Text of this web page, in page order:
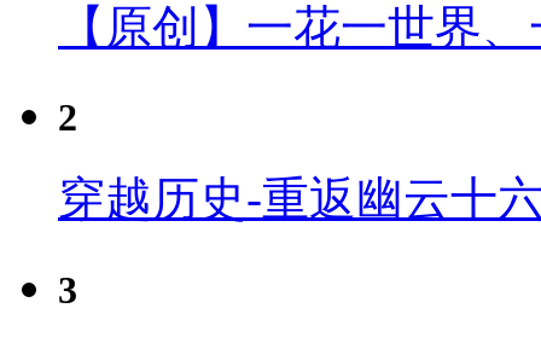
【原创】一花一世界
2
穿越历史-重返幽云十
3